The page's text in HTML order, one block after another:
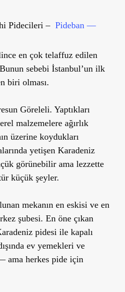
Pidecileri – Pideban —
en çok telaffuz edilen
sebebi İstanbul’un ilk
biri olması.
Göreleli. Yaptıkları
malzemelere ağırlık
üzerine koydukları
yetişen Karadeniz
görünebilir ama lezzette
küçük şeyler.
mekanın en eskisi ve en
şubesi. En öne çıkan
pidesi ile kapalı
ev yemekleri ve
ama herkes pide için